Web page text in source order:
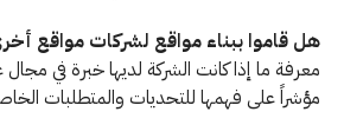
هل قاموا ببناء مواقع لشركات مواقع
معرفة ما إذا كانت الشركة لديها خبرة في
مؤشراً على فهمها للتحديات والمتطلبات